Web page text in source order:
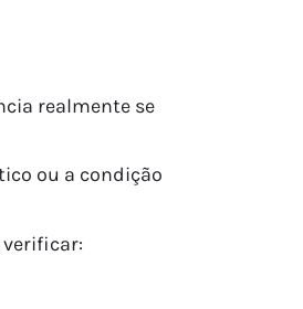
realmente se
ou a condição
verificar: